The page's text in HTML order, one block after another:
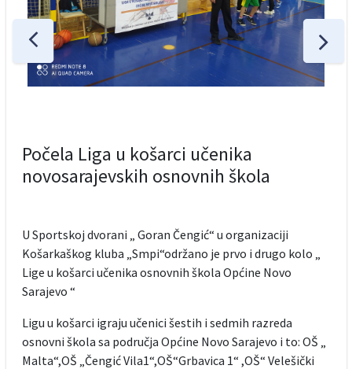
Počela Liga u košarci učenika
novosarajevskih osnovnih škola
U Sportskoj dvorani „ Goran Čengić“ u organizaciji
Košarkaškog kluba „Smpi“održano je prvo i drugo kolo „
Lige u košarci učenika osnovnih škola Općine Novo
Sarajevo “
Ligu u košarci igraju učenici šestih i sedmih razreda
osnovni škola sa područja Općine Novo Sarajevo i to: OŠ „
Malta“,OŠ „Čengić Vila1“,OŠ“Grbavica 1“ ,OŠ“ Velešički